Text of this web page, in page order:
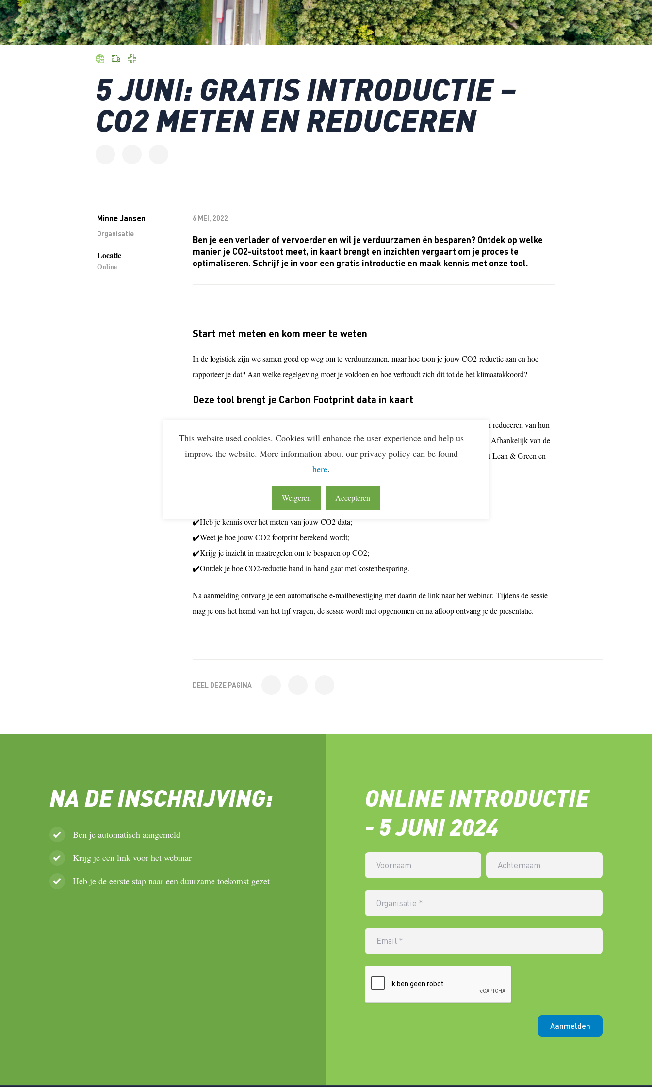
5 JUNI: GRATIS INTRODUCTIE –
CO2 METEN EN REDUCEREN
Minne Jansen
Organisatie
Locatie
Online
6 MEI, 2022
Ben je een verlader of vervoerder en wil je verduurzamen én besparen? Ontdek op welke
manier je CO2-uitstoot meet, in kaart brengt en inzichten vergaart om je proces te
optimaliseren. Schrijf je in voor een gratis introductie en maak kennis met onze tool.
Start met meten en kom meer te weten
In de logistiek zijn we samen goed op weg om te verduurzamen, maar hoe toon je jouw CO2-reductie aan en hoe
rapporteer je dat? Aan welke regelgeving moet je voldoen en hoe verhoudt zich dit tot de het klimaatakkoord?
Deze tool brengt je Carbon Footprint data in kaart
Lean & Green is speciaal opgericht om bedrijven in de logistieke sector te helpen bij het meten en reduceren van hun
CO2-uitstoot. Met de carbon footprinting tool van BigMile brengen we de CO2-reductie in kaart. Afhankelijk van de
gereduceerde CO2 ontvang je de Lean & Green erkenning en de 1e, 2e, 3e, 4e, of 5e Star. Vanuit Lean & Green en
BigMile begeleiden de projectmanagers je bij het proces vanaf de start tot aan de Star.
Na deze online sessie:
✔️Heb je kennis over het meten van jouw CO2 data;
✔️Weet je hoe jouw CO2 footprint berekend wordt;
✔️Krijg je inzicht in maatregelen om te besparen op CO2;
✔️Ontdek je hoe CO2-reductie hand in hand gaat met kostenbesparing.
Na aanmelding ontvang je een automatische e-mailbevestiging met daarin de link naar het webinar. Tijdens de sessie
mag je ons het hemd van het lijf vragen, de sessie wordt niet opgenomen en na afloop ontvang je de presentatie.
DEEL DEZE PAGINA
NA DE INSCHRIJVING:
Ben je automatisch aangemeld
Krijg je een link voor het webinar
Heb je de eerste stap naar een duurzame toekomst gezet
ONLINE INTRODUCTIE
- 5 JUNI 2024
Voornaam Achternaam
Organisatie *
Email *
Aanmelden
This website used cookies. Cookies will enhance the user experience and help us
improve the website. More information about our privacy policy can be found
here.
Weigeren Accepteren